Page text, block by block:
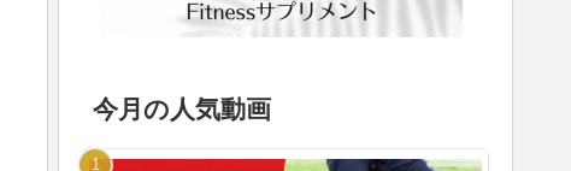
今月の人気動画